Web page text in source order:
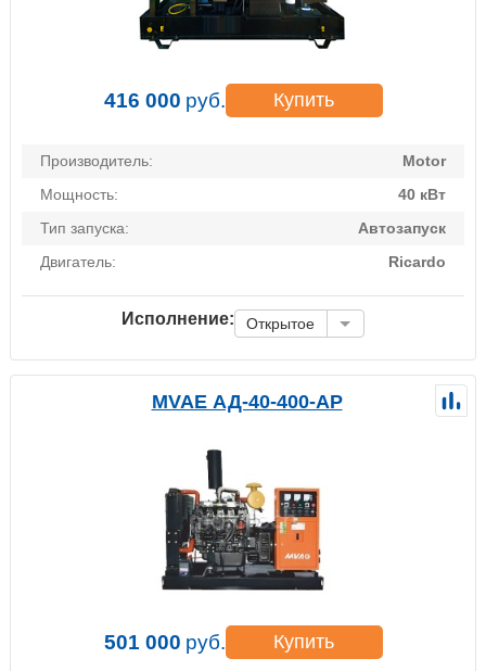
416 000 руб. Купить
Производитель:
Motor
Мощность:
40 кВт
Тип запуска:
Автозапуск
Двигатель:
Ricardo
Исполнение: Открытое
MVAE АД-40-400-АР
501 000 руб. Купить